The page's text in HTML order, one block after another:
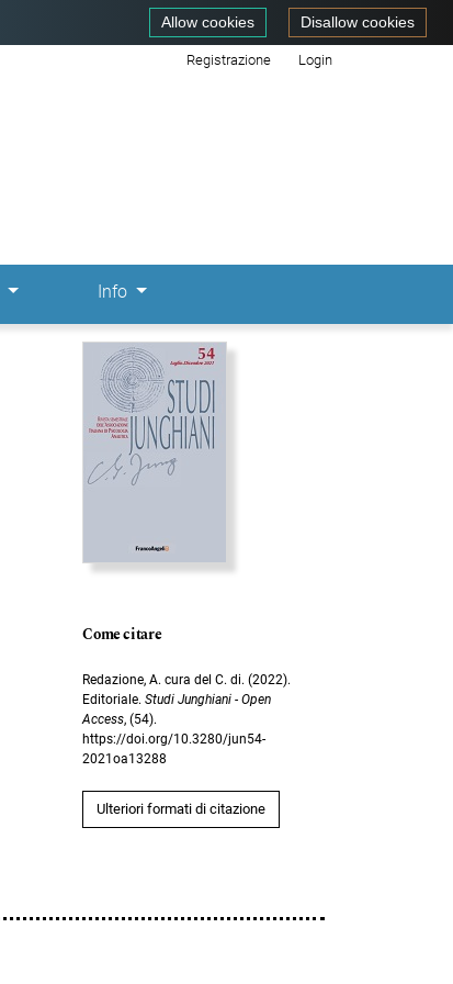
Registrazione Login
Info
Immagine di copertina
Come citare
Redazione, A. cura del C. di. (2022).
Editoriale.Studi Junghiani - Open
Access, (54).
https://doi.org/10.3280/jun54-
2021oa13288
Ulteriori formati di citazione
Disallow cookies
Allow cookies